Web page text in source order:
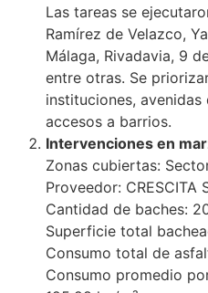
Las tareas se
Ramírez de Velazco,
Málaga, Rivadavia, 9
entre otras. Se
instituciones,
accesos a barrios.
Intervenciones en
Zonas cubiertas:
Proveedor: CRESCITA
Cantidad de baches:
Superficie total
Consumo total de
Consumo promedio